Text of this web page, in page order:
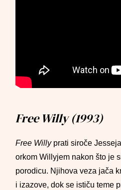
Free Willy (1993)
Free Willyprati siroče
orkom Willyjem nakon što je
porodicu. Njihova veza jača
i izazove, dok se ističu teme